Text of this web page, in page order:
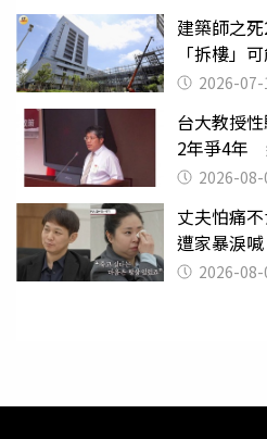
建築師之
「拆樓」
2026-07-
台大教授
2年爭4年
2026-08-
丈夫怕痛
遭家暴淚
2026-08-